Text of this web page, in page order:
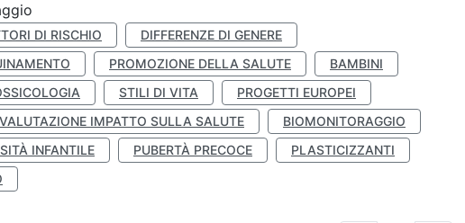
DI RISCHIO
DIFFERENZE DI GENERE
PROMOZIONE DELLA SALUTE
BAMBINI
STILI DI VITA
PROGETTI EUROPEI
VALUTAZIONE IMPATTO SULLA SALUTE
BIOMONITORAGGIO
INFANTILE PUBERTÀ PRECOCE
PLASTICIZZANTI